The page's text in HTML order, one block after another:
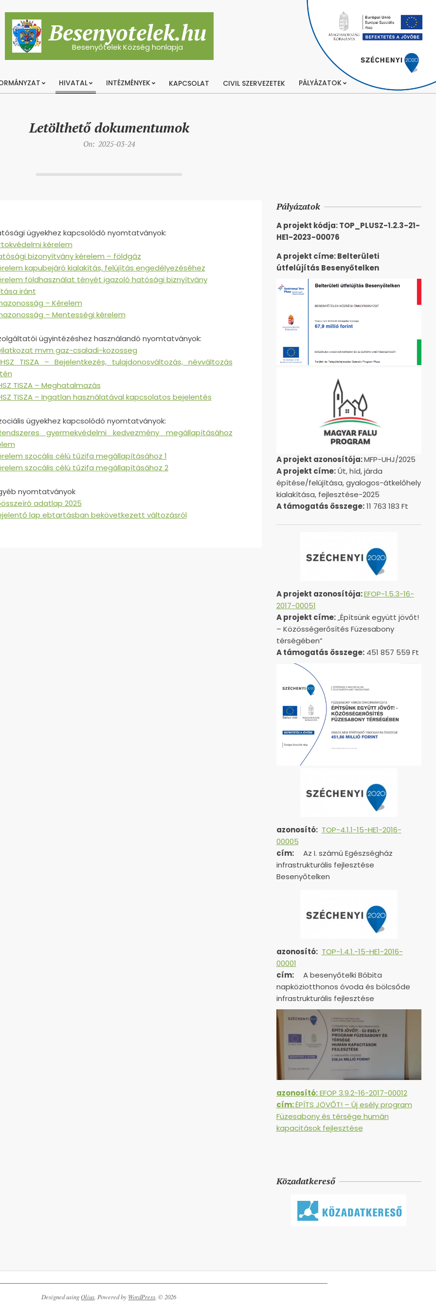
Besenyotelek.hu
Besenyőtelek Község honlapja
Primary
HIVATAL INTÉZMÉNYEK KAPCSOLAT CIVIL SZERVEZETEK PÁLYÁZATOK
Letölthető dokumentumok
On: 2025-03-24
ügyekhez kapcsolódó nyomtatványok:
kérelem
bizonyítvány kérelem – földgáz
kapubejáró kialakítás, felújítás engedélyezéséhez
földhasználat tényét igazoló hatósági biznyítvány
iránt
– Kérelem
– Mentességi kérelem
ügyintézéshez használandó nyomtatványok:
mvm gaz-csaladi-kozosseg
TISZA – Bejelentkezés, tulajdonosváltozás, névváltozás
TISZA – Meghatalmazás
TISZA – Ingatlan használatával kapcsolatos bejelentés
ügyekhez kapcsolódó nyomtatványok:
gyermekvédelmi kedvezmény megállapításához
szocális célú tűzifa megállapításához 1
szocális célú tűzifa megállapításához 2
nyomtatványok
adatlap 2025
lap ebtartásban bekövetkezett változásról
Pályázatok
A projekt kódja: TOP_PLUSZ-1.2.3-21-
HE1-2023-00076
A projekt címe: Belterületi
útfelújítás Besenyőtelken
A projekt azonosítója:MFP-UHJ/2025
A projekt címe:Út, híd, járda
építése/felújítása, gyalogos-átkelőhely
kialakítása, fejlesztése-2025
A támogatás összege:11 763 183 Ft
A projekt azonosítója:EFOP-1.5.3-16-
2017-00051
A projekt címe:„Építsünk együtt jövőt!
– Közösségerősítés Füzesabony
térségében”
A támogatás összege:451 857 559 Ft
azonosító: TOP-4.1.1-15-HE1-2016-
00005
cím:
Az I. számú Egészségház
infrastrukturális fejlesztése
Besenyőtelken
azonosító: TOP-1.4.1.-15-HE1-2016-
00001
cím:
A besenyőtelki Bóbita
napköziotthonos óvoda és bölcsőde
infrastrukturális fejlesztése
azonosító:EFOP 3.9.2-16-2017-00012
cím:ÉPÍTS JÖVŐT! – Új esély program
Füzesabony és térsége humán
kapacitások fejlesztése
Közadatkereső
Designed usingOlius. Powered by WordPress. © 2026